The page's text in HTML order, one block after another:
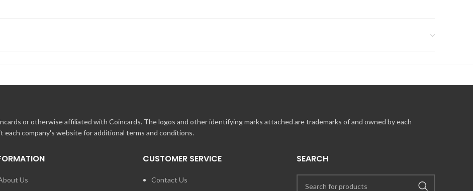
or otherwise affiliated with Coincards. The logos and other identifying marks attached are trademarks of and owned by each
company's website for additional terms and conditions.
Us
CUSTOMER SERVICE
Contact Us
SEARCH